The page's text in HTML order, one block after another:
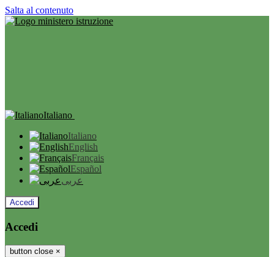
Salta al contenuto
Italiano
Italiano
English
Français
Español
عربى
Accedi
Accedi
button close ×